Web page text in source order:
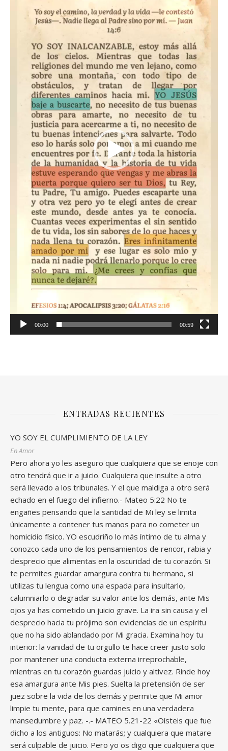
00:00 00:59
ENTRADAS RECIENTES
YO SOY EL CUMPLIMIENTO DE LA LEY
En Amor
Pero ahora yo les aseguro que cualquiera que se enoje con
otro tendrá que ir a juicio. Cualquiera que insulte a otro
será llevado a los tribunales. Y el que maldiga a otro será
echado en el fuego del infierno.- Mateo 5:22 No te
engañes pensando que la santidad de Mi ley se limita
únicamente a contener tus manos para no cometer un
homicidio físico. YO escudriño lo más íntimo de tu alma y
conozco cada uno de los pensamientos de rencor, rabia y
desprecio que alimentas en la oscuridad de tu corazón. Si
te permites guardar amargura contra tu hermano, si
utilizas tu lengua como una espada para insultarlo,
calumniarlo o degradar su valor ante los demás, ante Mis
ojos ya has cometido un juicio grave. La ira sin causa y el
desprecio hacia tu prójimo son evidencias de un espíritu
que no ha sido ablandado por Mi gracia. Examina hoy tu
interior: la vanidad de tu orgullo te hace creer justo solo
por mantener una conducta externa irreprochable,
mientras en tu corazón guardas juicio y altivez. Rinde hoy
esa amargura ante Mis pies. Suelta la pretensión de ser
juez sobre la vida de los demás y permite que Mi amor
limpie tu mente, para que camines en una verdadera
mansedumbre y paz. -.- MATEO 5.21-22 «Oísteis que fue
dicho a los antiguos: No matarás; y cualquiera que matare
será culpable de juicio. Pero yo os digo que cualquiera que